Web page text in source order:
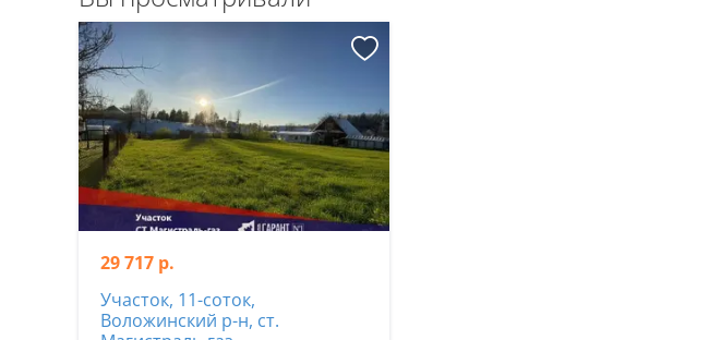
Напишите нам в удобный для Вас мессенджер:
Viber | Telegram | WhatsApp
Ответим на Ваши вопросы, предоставим всю необходимую информацию.
ООО «Артель Недвижимость»
УНП 193820882
Договор № 56/2 16.01.2026
29 717 р.
Участок, 11-соток,
Воложинский р-н, ст.